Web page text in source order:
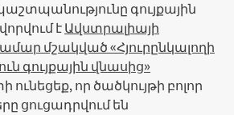
գույքային
էԱվստրալիայի
մշակված «Հյուրընկալողի
գույքային վնասից»
ունեցեք, որ ծածկույթի բոլոր
ցուցադրվում են